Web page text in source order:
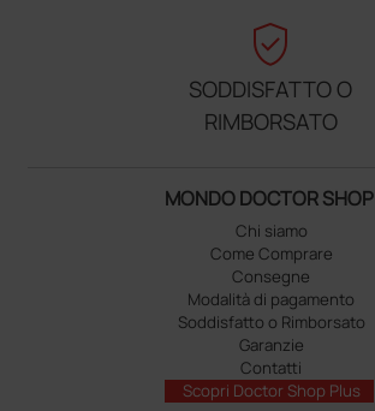
verified_user
SODDISFATTO O
RIMBORSATO
MONDO DOCTOR SHOP
Chi siamo
Come Comprare
Consegne
Modalità di pagamento
Soddisfatto o Rimborsato
Garanzie
Contatti
Scopri Doctor Shop Plus